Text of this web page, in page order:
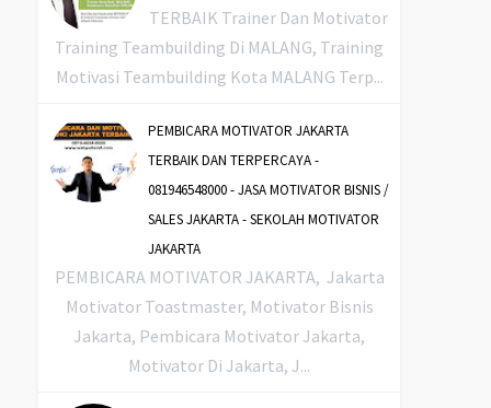
TERBAIK Trainer Dan Motivator
Training Teambuilding Di MALANG, Training
Motivasi Teambuilding Kota MALANG Terp...
PEMBICARA MOTIVATOR JAKARTA
TERBAIK DAN TERPERCAYA -
081946548000 - JASA MOTIVATOR BISNIS /
SALES JAKARTA - SEKOLAH MOTIVATOR
JAKARTA
PEMBICARA MOTIVATOR JAKARTA, Jakarta
Motivator Toastmaster, Motivator Bisnis
Jakarta, Pembicara Motivator Jakarta,
Motivator Di Jakarta, J...